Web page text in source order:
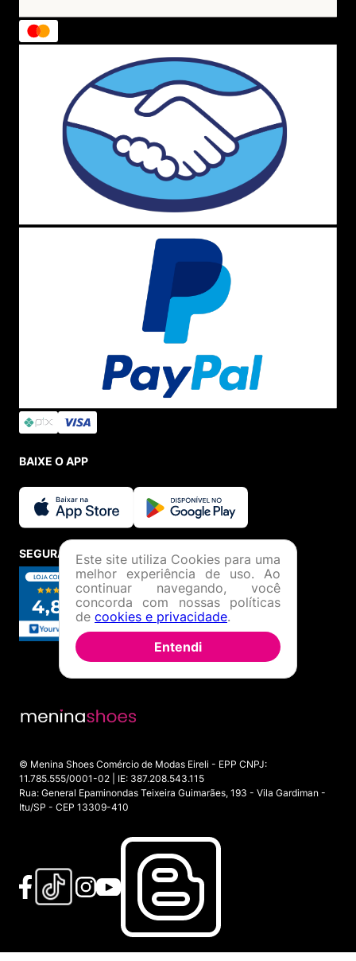
BAIXE O APP
SEGURANÇA E CREDIBILIDADE
© Menina Shoes Comércio de Modas Eireli - EPP CNPJ:
11.785.555/0001-02 | IE: 387.208.543.115
Rua: General Epaminondas Teixeira Guimarães, 193 - Vila Gardiman -
Itu/SP - CEP 13309-410
Este site utiliza Cookies para uma
melhor experiência de uso. Ao
continuar navegando, você
concorda com nossas políticas
de cookies e privacidade.
Entendi